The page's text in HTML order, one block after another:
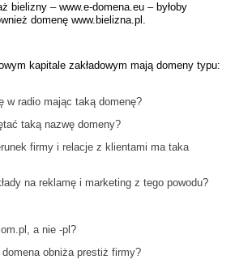
bielizny – www.e-domena.eu – byłoby
domenę www.bielizna.pl.
kapitale zakładowym mają domeny typu:
w radio mając taką domenę?
taką nazwę domeny?
firmy i relacje z klientami ma taka
na reklamę i marketing z tego powodu?
a nie -pl?
obniża prestiż firmy?